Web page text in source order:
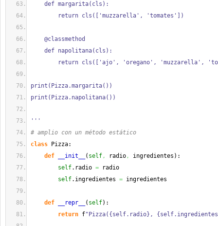
def margarita(cls):
return cls(['muzzarella', 'tomates'])
@classmethod
def napolitana(cls):
return cls(['ajo', 'oregano', 'muzzarella',
print(Pizza.margarita())
print(Pizza.napolitana())
'''
# amplio con un método estático
class Pizza:
def
__init__ ( self, radio, ingredientes ) :
self. radio = radio
self. ingredientes = ingredientes
def __repr__ ( self) :
return f"Pizza({self.radio},